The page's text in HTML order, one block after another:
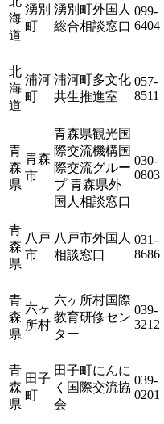
海
道
湧別
町
湧別町外国人
総合相談窓口
099-
6404
北
海
道
浦河
町
浦河町多文化
共生推進室
057-
8511
青
森
県
青森
市
青森県観光国
際交流機構国
際交流グルー
プ 青森県外
国人相談窓口
030-
0803
青
森
県
八戸
市
八戸市外国人
相談窓口
031-
8686
青
森
県
六ヶ
所村
六ヶ所村国際
教育研修セン
ター
039-
3212
青
森
県
田子
町
田子町にんに
く国際交流協
会
039-
0201